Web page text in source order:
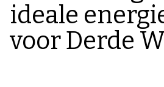
ideale
voor Derde